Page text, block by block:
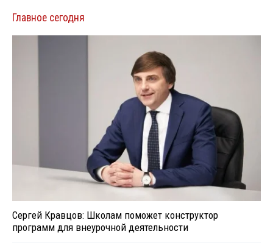
Главное сегодня
Сергей Кравцов: Школам поможет конструктор
программ для внеурочной деятельности